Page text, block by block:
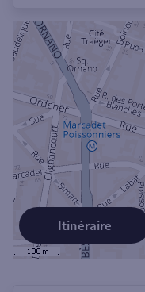
Itinéraire